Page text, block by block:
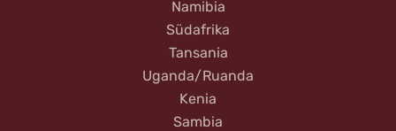
Namibia
Südafrika
Tansania
Uganda/Ruanda
Kenia
Sambia